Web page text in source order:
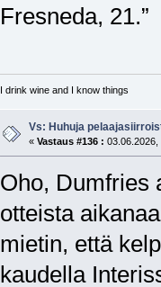
Fresneda, 21.”
I drink wine and I know things
Vs: Huhuja
« Vastaus #136 : 03.06.2026,
Oho, Dumfries
otteista
mietin, että
kaudella